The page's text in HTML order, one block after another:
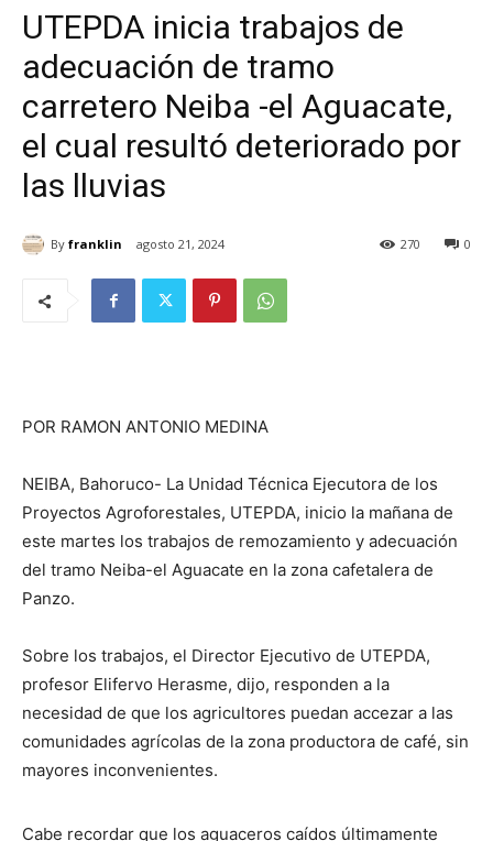
UTEPDA inicia trabajos de
adecuación de tramo
carretero Neiba -el Aguacate,
el cual resultó deteriorado por
las lluvias
By franklin agosto 21, 2024 0
270
POR RAMON ANTONIO MEDINA
NEIBA, Bahoruco- La Unidad Técnica Ejecutora de los
Proyectos Agroforestales, UTEPDA, inicio la mañana de
este martes los trabajos de remozamiento y adecuación
del tramo Neiba-el Aguacate en la zona cafetalera de
Panzo.
Sobre los trabajos, el Director Ejecutivo de UTEPDA,
profesor Elifervo Herasme, dijo, responden a la
necesidad de que los agricultores puedan accezar a las
comunidades agrícolas de la zona productora de café, sin
mayores inconvenientes.
Cabe recordar que los aguaceros caídos últimamente